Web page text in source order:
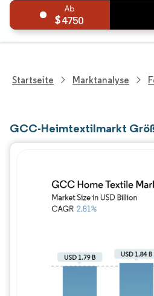
4750
Startseite Marktanalyse
GCC-Heimtextilmarkt